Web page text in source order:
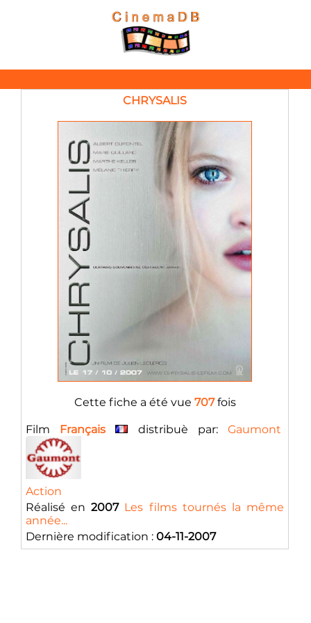
CHRYSALIS
Cette fiche a été vue 707fois
Film Français distribuè par:Gaumont
Action
Réalisé en2007 Les films tournés la même
année...
Dernière modification : 04-11-2007